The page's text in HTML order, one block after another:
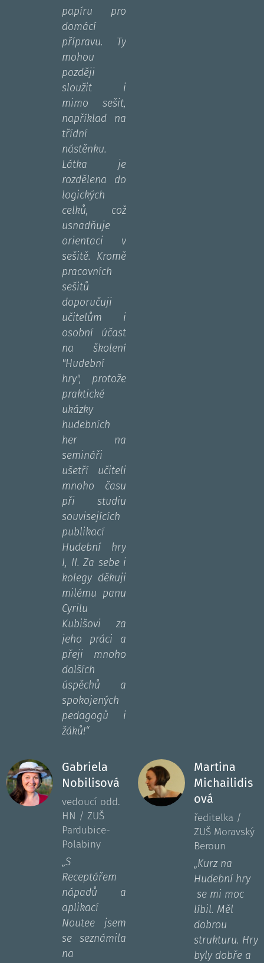
papíru pro
domácí
přípravu. Ty
mohou
později
sloužit i
mimo sešit,
například na
třídní
nástěnku.
Látka je
rozdělena do
logických
celků, což
usnadňuje
orientaci v
sešitě. Kromě
pracovních
sešitů
doporučuji
učitelům i
osobní účast
na školení
"Hudební
hry", protože
praktické
ukázky
hudebních
her na
semináři
ušetří učiteli
mnoho času
při studiu
souvisejících
publikací
Hudební hry
I, II. Za sebe i
kolegy děkuji
milému panu
Cyrilu
Kubišovi za
jeho práci a
přeji mnoho
dalších
úspěchů a
spokojených
pedagogů i
žáků!“
Gabriela
Nobilisová
vedoucí odd.
HN / ZUŠ
Pardubice-
Polabiny
„S
Receptářem
nápadů a
aplikací
Noutee jsem
se seznámila
na
Martina
Michailidis
ová
ředitelka /
ZUŠ Moravský
Beroun
„Kurz na
Hudební hry
se mi moc
líbil. Měl
dobrou
strukturu. Hry
byly dobře a